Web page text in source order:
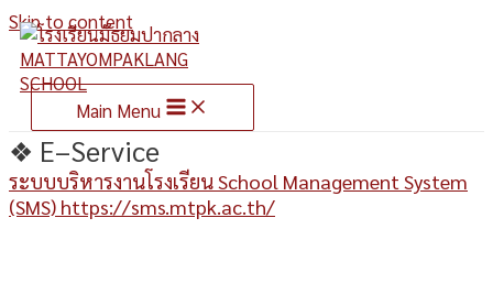
Skip to content
Main Menu
❖ E–Service
ระบบบริหารงานโรงเรียน School Management System
(SMS) https://sms.mtpk.ac.th/